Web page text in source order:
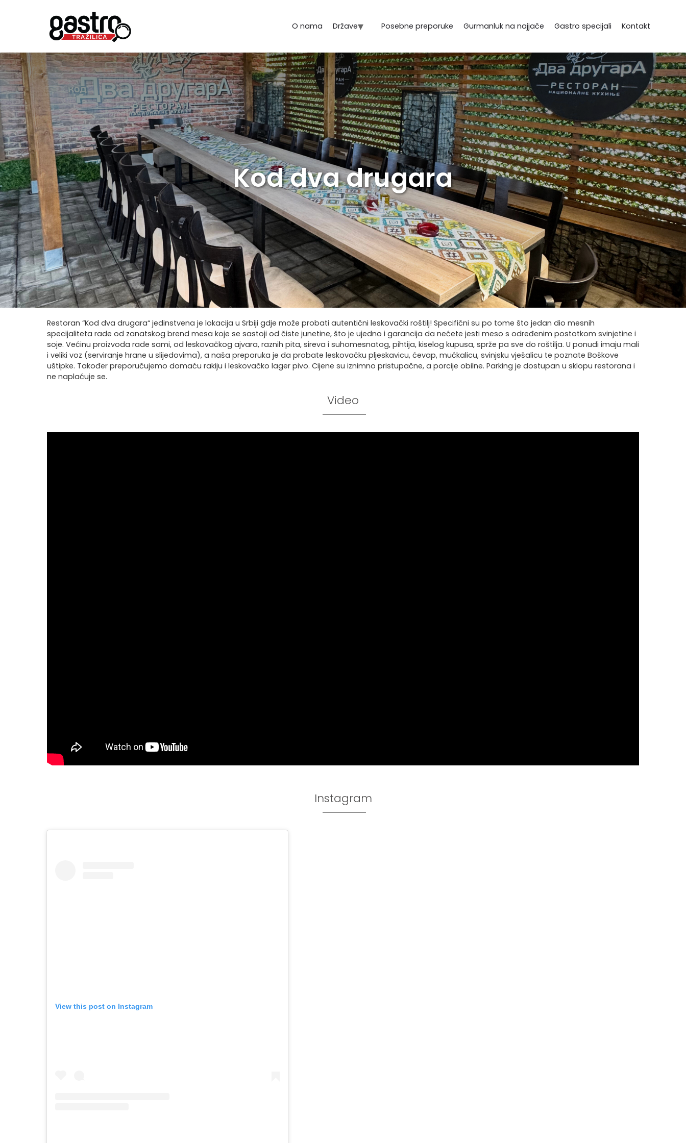
O nama Države Posebne preporuke Gurmanluk na najjače Gastro specijali Kontakt
Kod dva drugara
Restoran “Kod dva drugara“ jedinstvena je lokacija u Srbiji gdje može probati autentični leskovački roštilj! Specifični su po tome što jedan dio mesnih
specijaliteta rade od zanatskog brend mesa koje se sastoji od čiste junetine, što je ujedno i garancija da nećete jesti meso s određenim postotkom svinjetine i
soje. Većinu proizvoda rade sami, od leskovačkog ajvara, raznih pita, sireva i suhomesnatog, pihtija, kiselog kupusa, sprže pa sve do roštilja. U ponudi imaju mali
i veliki voz (serviranje hrane u slijedovima), a naša preporuka je da probate leskovačku pljeskavicu, ćevap, mućkalicu, svinjsku vješalicu te poznate Boškove
uštipke. Također preporučujemo domaću rakiju i leskovačko lager pivo. Cijene su iznimno pristupačne, a porcije obilne. Parking je dostupan u sklopu restorana i
ne naplaćuje se.
Video
Instagram
View this post on Instagram